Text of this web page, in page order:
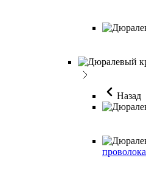
Назад
проволока